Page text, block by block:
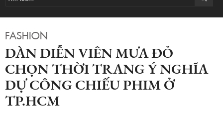
FASHION
DÀN DIỄN VIÊN MƯA ĐỎ
CHỌN THỜI TRANG Ý NGHĨA
DỰ CÔNG CHIẾU PHIM Ở
TP.HCM